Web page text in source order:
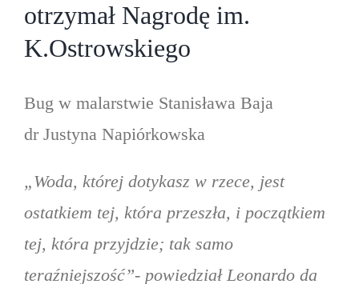
otrzymał Nagrodę im.
K.Ostrowskiego
Bug w malarstwie Stanisława Baja
dr Justyna Napiórkowska
„Woda, której dotykasz w rzece, jest
ostatkiem tej, która przeszła, i początkiem
tej, która przyjdzie; tak samo
teraźniejszość”- powiedział Leonardo da